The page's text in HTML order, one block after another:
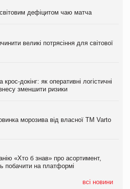
дефіцитом чаю матча
великі потрясіння для світової
докінг: як оперативні логістичні
зменшити ризики
морозива від власної ТМ Varto
«Хто б знав» про асортимент,
побачити на платформі
всі новини
дефіцитом чаю матча
великі потрясіння для світової
у першому півріччі
на 9%
дефіцитом чаю матча
великі потрясіння для світової
у першому півріччі
на 9%